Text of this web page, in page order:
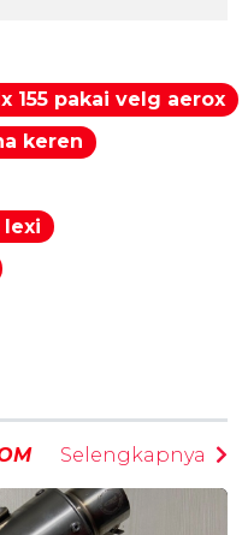
155 pakai velg aerox
keren
Selengkapnya